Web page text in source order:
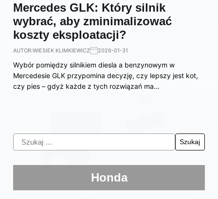
Mercedes GLK: Który silnik
wybrać, aby zminimalizować
koszty eksploatacji?
AUTOR:WIESIEK KLIMKIEWICZ 2026-01-31
Wybór pomiędzy silnikiem diesla a benzynowym w
Mercedesie GLK przypomina decyzję, czy lepszy jest kot,
czy pies – gdyż każde z tych rozwiązań ma…
Honda